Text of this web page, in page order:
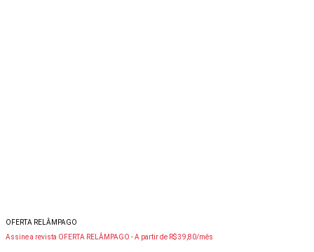
OFERTA RELÂMPAGO
Assine a revista OFERTA RELÂMPAGO -A partir de R$ 39,80/mês